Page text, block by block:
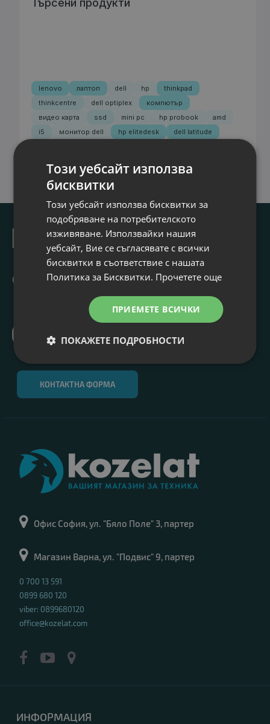
Търсени продукти
lenovo лаптоп dell hp
thinkpad
thinkcentre
dell optiplex
компютър
видео карта
ssd mini pc hp probook
amd
i5
монитор dell hp elitedesk
dell latitude
За връзка с нас
office@kozelat.com
0 700 13 591
0899 680 120
Понеделник - Петък: 9:00 - 17:30
0899 680 120
КОНТАКТНА ФОРМА
Офис София, ул. "Бяло Поле" 3, партер
Магазин Варна, ул. "Подвис" 9, партер
0 700 13 591
0899 680 120
viber: 0899680120
office@kozelat.com
ИНФОРМАЦИЯ
Този уебсайт използва
бисквитки
Този уебсайт използва бисквитки за
подобряване на потребителското
изживяване. Използвайки нашия
уебсайт, Вие се съгласявате с всички
бисквитки в съответствие с нашата
Политика за Бисквитки. Прочетете още
ПРИЕМЕТЕ ВСИЧКИ
ПОКАЖЕТЕ ПОДРОБНОСТИ